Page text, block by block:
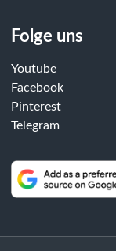
Folge uns
Youtube
Facebook
Pinterest
Telegram